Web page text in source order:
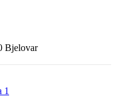
Bjelovar